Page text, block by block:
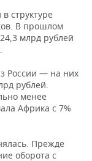
структуре
В прошлом
млрд рублей
России — на них
рублей.
менее
Африка с 7%
Прежде
оборота с